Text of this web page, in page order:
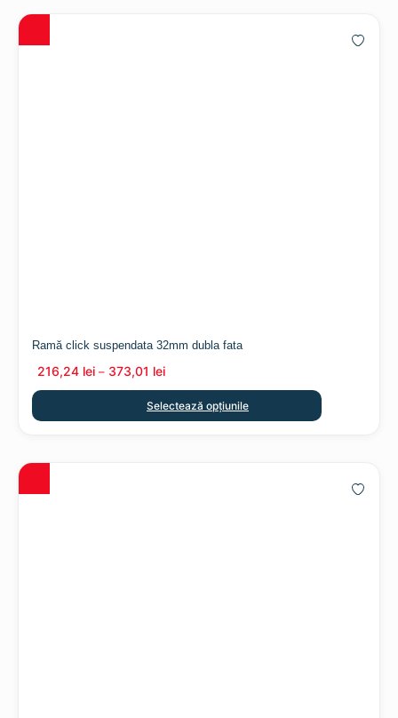
Ramă click suspendata 32mm dubla fata
216,24 lei – 373,01 lei
Selectează opțiunile